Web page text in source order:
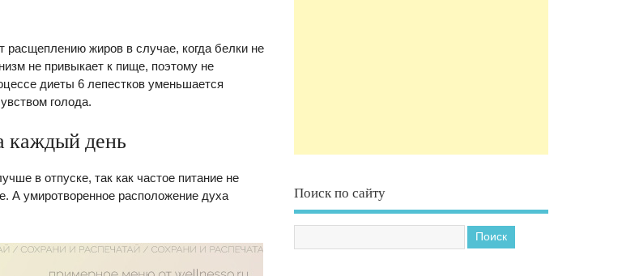
расщеплению жиров в случае, когда белки не
не привыкает к пище, поэтому не
диеты 6 лепестков уменьшается
голода.
каждый день
в отпуске, так как частое питание не
А умиротворенное расположение духа
Поиск по сайту